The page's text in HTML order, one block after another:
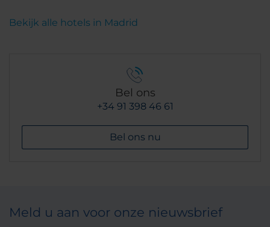
Bekijk alle hotels in Madrid
Bel ons
+34 91 398 46 61
Bel ons nu
Meld u aan voor onze nieuwsbrief